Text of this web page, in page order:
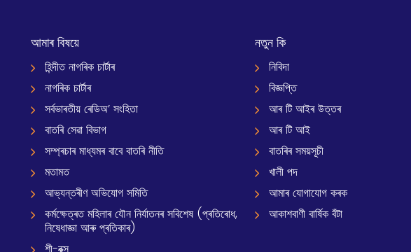
আমাৰ বিষয়ে
হিন্দীত নাগৰিক চাৰ্টাৰ
নাগৰিক চাৰ্টাৰ
সৰ্বভাৰতীয় ৰেডিঅ’ সংহিতা
বাতৰি সেৱা বিভাগ
সম্প্ৰচাৰ মাধ্যমৰ বাবে বাতৰি নীতি
মতামত
আভ্যন্তৰীণ অভিযোগ সমিতি
কৰ্মক্ষেত্ৰত মহিলাৰ যৌন নিৰ্যাতনৰ সবিশেষ (প্ৰতিৰোধ,
নিষেধাজ্ঞা আৰু প্ৰতিকাৰ)
নতুন কি
নিবিদা
বিজ্ঞপ্তি
আৰ টি আইৰ উত্তৰ
আৰ টি আই
বাতৰিৰ সময়সূচী
খালী পদ
আমাৰ যোগাযোগ কৰক
আকাশবাণী বাৰ্ষিক বঁটা